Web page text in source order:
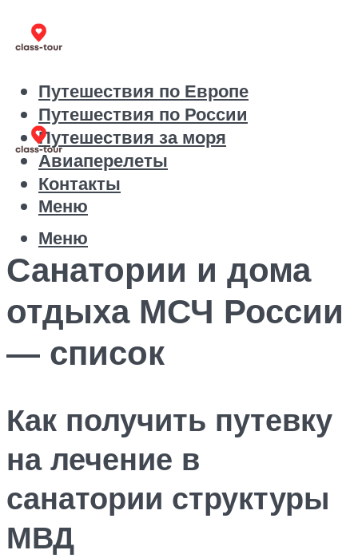
Путешествия по Европе
Путешествия по России
Путешествия за моря
Авиаперелеты
Контакты
Меню
Меню
Санатории и дома
отдыха МСЧ России
— список
Как получить путевку
на лечение в
санатории структуры
МВД